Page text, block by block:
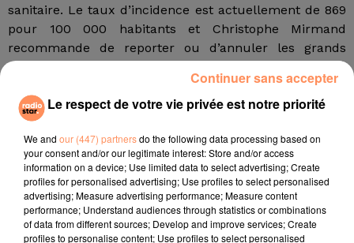
sanitaire. Le taux d’incidence est actuellement de 869
pour 100 000 habitants et Christophe Mirmand
recommande de reporter ou d’annuler les grands
rassemblements prévus en intérieur ou à l’extérieur
comme les concerts ou les cérémonies de vœux.
Crédit photo : DR
fil actus
4 juillet 2022
Radio Star Live avec Dadju
27 juin 2022
Le respect de votre vie privée est notre priorité
We and our (447) partnersdo the following data processing based on
your consent and/or our legitimate interest: Store and/or access
information on a device; Use limited data to select advertising; Create
profiles for personalised advertising; Use profiles to select personalised
advertising; Measure advertising performance; Measure content
performance; Understand audiences through statistics or combinations
of data from different sources; Develop and improve services; Create
profiles to personalise content; Use profiles to select personalised
Continuer sans accepter